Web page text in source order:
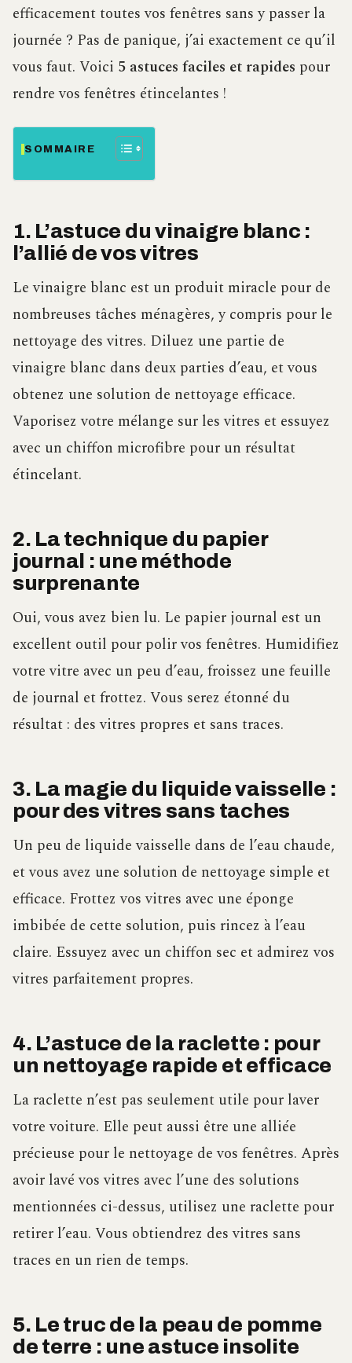
efficacement toutes vos fenêtres sans y passer la
journée ? Pas de panique, j’ai exactement ce qu’il
vous faut. Voici 5 astuces faciles et rapides pour
rendre vos fenêtres étincelantes !
SOMMAIRE
1. L’astuce du vinaigre blanc :
l’allié de vos vitres
Le vinaigre blanc est un produit miracle pour de
nombreuses tâches ménagères, y compris pour le
nettoyage des vitres. Diluez une partie de
vinaigre blanc dans deux parties d’eau, et vous
obtenez une solution de nettoyage efficace.
Vaporisez votre mélange sur les vitres et essuyez
avec un chiffon microfibre pour un résultat
étincelant.
2. La technique du papier
journal : une méthode
surprenante
Oui, vous avez bien lu. Le papier journal est un
excellent outil pour polir vos fenêtres. Humidifiez
votre vitre avec un peu d’eau, froissez une feuille
de journal et frottez. Vous serez étonné du
résultat : des vitres propres et sans traces.
3. La magie du liquide vaisselle :
pour des vitres sans taches
Un peu de liquide vaisselle dans de l’eau chaude,
et vous avez une solution de nettoyage simple et
efficace. Frottez vos vitres avec une éponge
imbibée de cette solution, puis rincez à l’eau
claire. Essuyez avec un chiffon sec et admirez vos
vitres parfaitement propres.
4. L’astuce de la raclette : pour
un nettoyage rapide et efficace
La raclette n’est pas seulement utile pour laver
votre voiture. Elle peut aussi être une alliée
précieuse pour le nettoyage de vos fenêtres. Après
avoir lavé vos vitres avec l’une des solutions
mentionnées ci-dessus, utilisez une raclette pour
retirer l’eau. Vous obtiendrez des vitres sans
traces en un rien de temps.
5. Le truc de la peau de pomme
de terre : une astuce insolite